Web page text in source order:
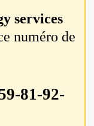
services
numéro de
81-92-